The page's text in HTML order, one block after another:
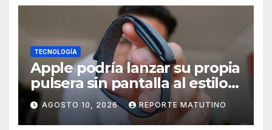
TECNOLOGÍA
Apple podría lanzar su propia
pulsera sin pantalla al estilo
Whoop o Fitbit Air
AGOSTO 10, 2026 REPORTE MATUTINO